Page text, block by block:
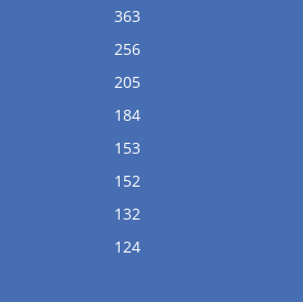
363
256
205
184
153
152
132
124